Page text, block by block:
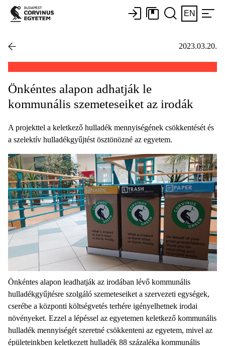
EN
2023.03.20.
Önkéntes alapon adhatják le
kommunális szemeteseiket az irodák
A projekttel a keletkező hulladék mennyiségének csökkentését és
a szelektív hulladékgyűjtést ösztönözné az egyetem.
Önkéntes alapon leadhatják az irodában lévő kommunális
hulladékgyűjtésre szolgáló szemeteseiket a szervezeti egységek,
cserébe a központi költségvetés terhére igényelhetnek irodai
növényeket. Ezzel a lépéssel az egyetemen keletkező kommunális
hulladék mennyiségét szeretné csökkenteni az egyetem, mivel az
épületeinkben keletkezett hulladék 88 százaléka kommunális